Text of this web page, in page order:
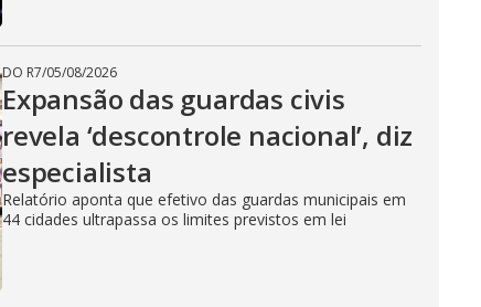
DO R7/05/08/2026
Expansão das guardas civis
revela ‘descontrole nacional’, diz
especialista
Relatório aponta que efetivo das guardas municipais em
44 cidades ultrapassa os limites previstos em lei